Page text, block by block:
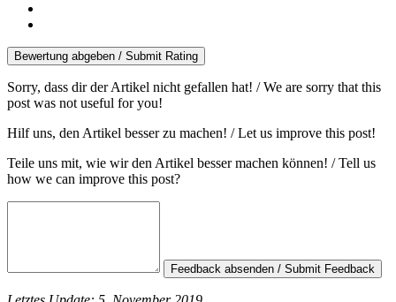
Bewertung abgeben / Submit Rating
Sorry, dass dir der Artikel nicht gefallen hat! / We are sorry that this
post was not useful for you!
Hilf uns, den Artikel besser zu machen! / Let us improve this post!
Teile uns mit, wie wir den Artikel besser machen können! / Tell us
how we can improve this post?
Feedback absenden / Submit Feedback